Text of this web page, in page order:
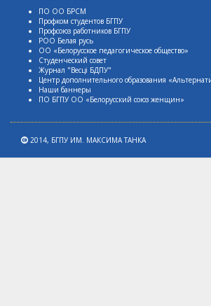
ПО ОО БРСМ
Профком студентов БГПУ
Профсоюз работников БГПУ
РОО Белая русь
ОО «Белорусское педагогическое общество»
Студенческий совет
Журнал "Весцi БДПУ"
Центр дополнительного образования
Наши баннеры
ПО БГПУ ОО «Белорусский союз женщин»
2014, БГПУ ИМ. МАКСИМА ТАНКА